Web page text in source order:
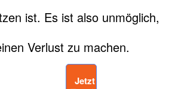
ist. Es ist also unmöglich,
Verlust zu machen.
Jetzt